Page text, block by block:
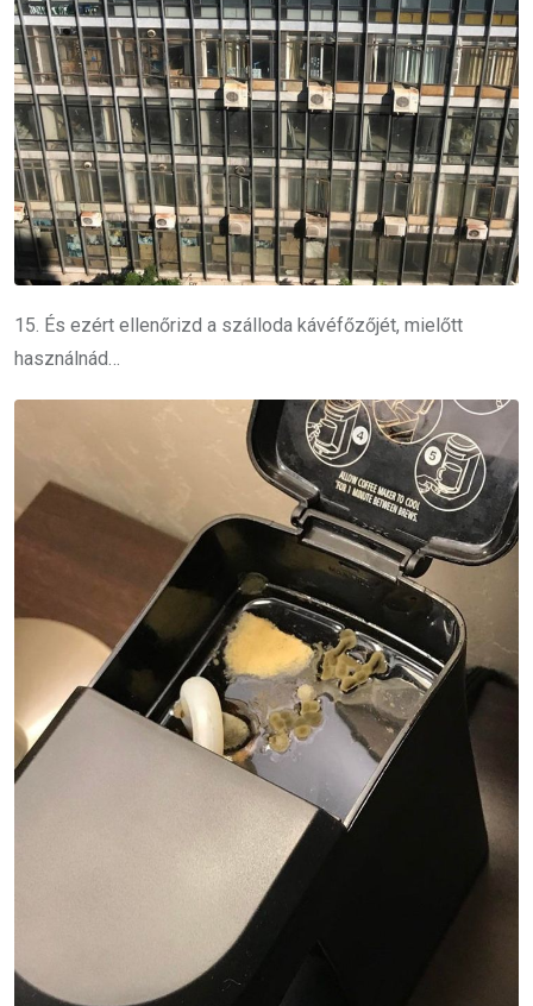
15. És ezért ellenőrizd a szálloda kávéfőzőjét, mielőtt
használnád…